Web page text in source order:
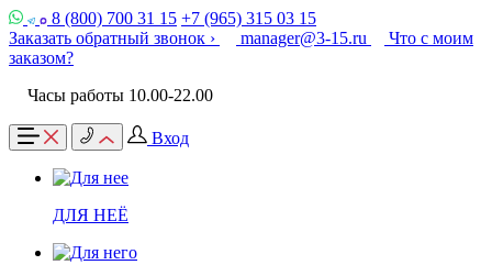
8 (800) 700 31 15 +7 (965) 315 03 15
Заказать обратный звонок ›
manager@3-15.ru
Что с моим
заказом?
Часы работы 10.00-22.00
Вход
ДЛЯ НЕЁ